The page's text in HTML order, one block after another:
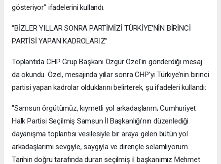
gösteriyor” ifadelerini kullandı.
“BİZLER YILLAR SONRA PARTİMİZİ TÜRKİYE'NİN BİRİNCİ
PARTİSİ YAPAN KADROLARIZ”
Toplantıda CHP Grup Başkanı Özgür Özel'in gönderdiği mesaj
da okundu. Özel, mesajında yıllar sonra CHP’yi Türkiye’nin birinci
partisi yapan kadrolar olduklarını belirterek, şu ifadeleri kullandı:
"Samsun örgütümüz, kıymetli yol arkadaşlarım; Cumhuriyet
Halk Partisi Seçilmiş Samsun İl Başkanlığı'nın düzenlediği
dayanışma toplantısı vesilesiyle bir araya gelen bütün yol
arkadaşlarımı sevgiyle, saygıyla ve dirençle selamlıyorum.
Tarihin doğru tarafında duran seçilmiş il başkanımız Mehmet